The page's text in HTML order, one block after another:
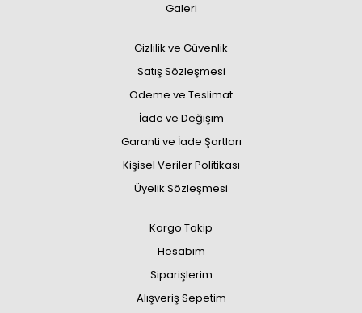
Galeri
Gizlilik ve Güvenlik
Satış Sözleşmesi
Ödeme ve Teslimat
İade ve Değişim
Garanti ve İade Şartları
Kişisel Veriler Politikası
Üyelik Sözleşmesi
Kargo Takip
Hesabım
Siparişlerim
Alışveriş Sepetim